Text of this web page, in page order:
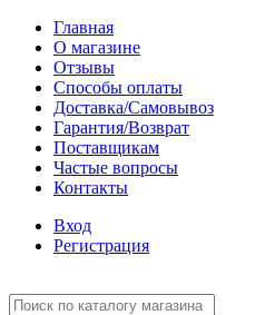
Главная
О магазине
Отзывы
Способы оплаты
Доставка/Самовывоз
Гарантия/Возврат
Поставщикам
Частые вопросы
Контакты
Вход
Регистрация